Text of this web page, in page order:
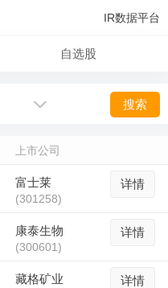
IR数据平台
自选股
搜索
上市公司
富士莱
(301258)
详情
康泰生物
(300601)
详情
藏格矿业 详情